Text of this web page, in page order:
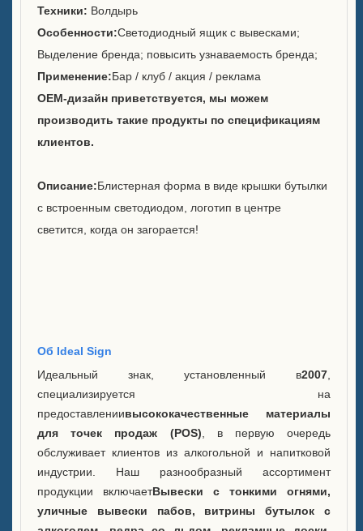
Бренды, которые мы
обслуживали
Наша команда
Корпус E с LED квадратным
Охладитель для катящегося
Корпус B с LED ледяным
ведром
Витрина бутылок с витриной
А
FAQ
Техники: Волдырь
Особенности:Светодиодный ящик с вывесками;
Выделение бренда; повысить узнаваемость бренда;
Применение:Бар / клуб / акция / реклама
OEM-дизайн приветствуется, мы можем
производить такие продукты по спецификациям
клиентов.
Описание:Блистерная форма в виде крышки бутылки
с встроенным светодиодом, логотип в центре
светится, когда он загорается!
Об Ideal Sign
Идеальный знак, установленный в2007
специализируется на
предоставлениивысококачественные материалы
для точек продаж (POS) , в первую очередь
обслуживает клиентов из алкогольной и напитковой
индустрии. Наш разнообразный ассортимент
продукции включаетВывески с тонкими огнями,
уличные вывески пабов, витрины бутылок с